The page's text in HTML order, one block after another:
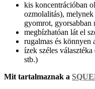
kis koncentrációban
ozmolalitás), melynek
gyomrot, gyorsabban
megbízhatóan lát el
rugalmas és könnyen
ízek széles
stb.)
Mit tartalmaznak a